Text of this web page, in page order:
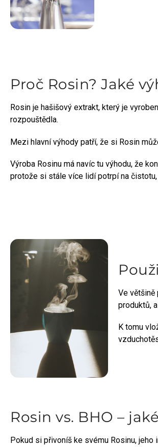
Proč Rosin? Jaké
Rosin je hašišový extrakt, který je
rozpouštědla.
Mezi hlavní výhody patří, že si Rosin
Výroba Rosinu má navíc tu výhodu, že
protože si stále více lidí potrpí na
Ve většině
produktů,
K tomu
Rosin vs. BHO –
Pokud si přivoníš ke svému Rosinu, jeho